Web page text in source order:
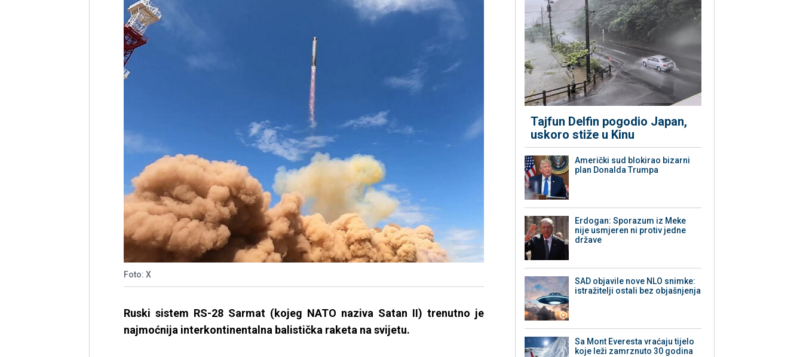
Foto: X
Ruski sistem RS-28 Sarmat (kojeg NATO naziva Satan II) trenutno je
najmoćnija interkontinentalna balistička raketa na svijetu.
Tajfun Delfin pogodio Japan,
uskoro stiže u Kinu
Američki sud blokirao bizarni
plan Donalda Trumpa
Erdogan: Sporazum iz Meke
nije usmjeren ni protiv jedne
države
SAD objavile nove NLO snimke:
istražitelji ostali bez objašnjenja
Sa Mont Everesta vraćaju tijelo
koje leži zamrznuto 30 godina